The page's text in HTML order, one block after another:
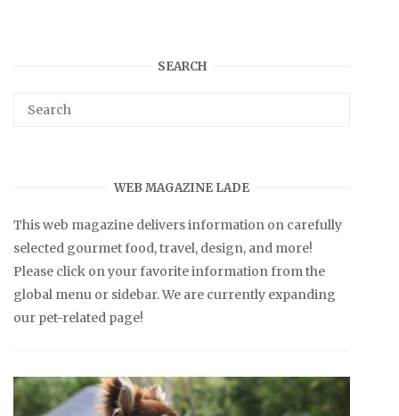
SEARCH
WEB MAGAZINE LADE
This web magazine delivers information on carefully
selected gourmet food, travel, design, and more!
Please click on your favorite information from the
global menu or sidebar. We are currently expanding
our pet-related page!